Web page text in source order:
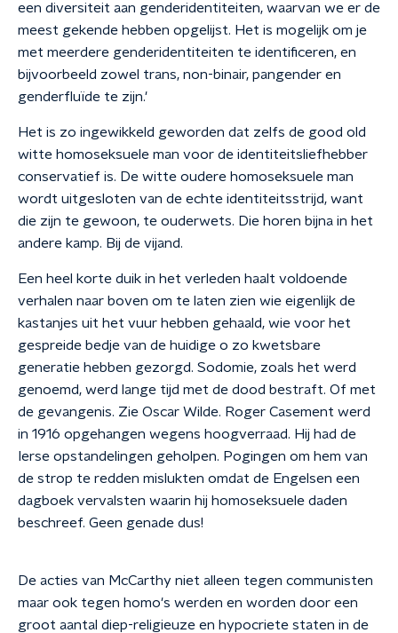
een diversiteit aan genderidentiteiten, waarvan we er de
meest gekende hebben opgelijst. Het is mogelijk om je
met meerdere genderidentiteiten te identificeren, en
bijvoorbeeld zowel trans, non-binair, pangender en
genderfluïde te zijn.'
Het is zo ingewikkeld geworden dat zelfs de good old
witte homoseksuele man voor de identiteitsliefhebber
conservatief is. De witte oudere homoseksuele man
wordt uitgesloten van de echte identiteitsstrijd, want
die zijn te gewoon, te ouderwets. Die horen bijna in het
andere kamp. Bij de vijand.
Een heel korte duik in het verleden haalt voldoende
verhalen naar boven om te laten zien wie eigenlijk de
kastanjes uit het vuur hebben gehaald, wie voor het
gespreide bedje van de huidige o zo kwetsbare
generatie hebben gezorgd. Sodomie, zoals het werd
genoemd, werd lange tijd met de dood bestraft. Of met
de gevangenis. Zie Oscar Wilde. Roger Casement werd
in 1916 opgehangen wegens hoogverraad. Hij had de
Ierse opstandelingen geholpen. Pogingen om hem van
de strop te redden mislukten omdat de Engelsen een
dagboek vervalsten waarin hij homoseksuele daden
beschreef. Geen genade dus!
De acties van McCarthy niet alleen tegen communisten
maar ook tegen homo's werden en worden door een
groot aantal diep-religieuze en hypocriete staten in de